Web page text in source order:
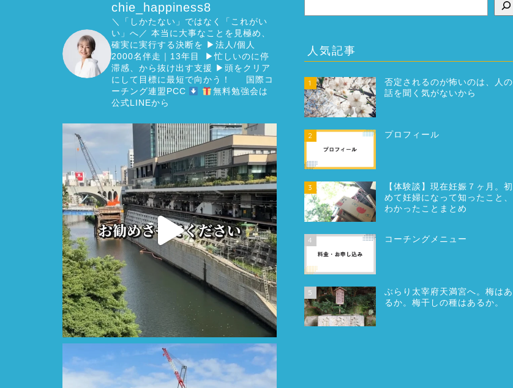
chie_happiness8
＼「しかたない」ではなく「これがい
い」へ／ 本当に大事なことを見極め、
確実に実行する決断を ▶︎法人/個人
2000名伴走｜13年目 ▶︎忙しいのに停
滞感、から抜け出す支援 ▶︎頭をクリア
にして目標に最短で向かう！
国際コ
ーチング連盟PCC
無料勉強会は
公式LINEから
人気記事
1
否定されるのが怖いのは、人の
話を聞く気がないから
2 プロフィール
3
【体験談】現在妊娠７ヶ月。初
めて妊婦になって知ったこと、
わかったことまとめ
4 コーチングメニュー
5
ぶらり太宰府天満宮へ。梅はあ
るか。梅干しの種はあるか。